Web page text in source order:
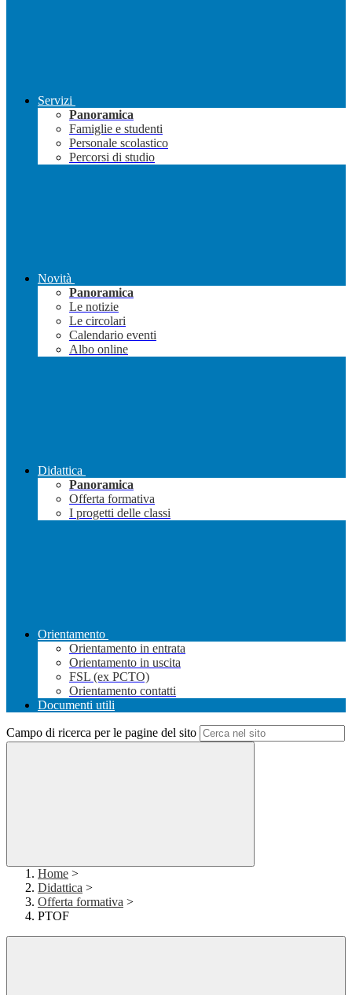
Servizi
Panoramica
Famiglie e studenti
Personale scolastico
Percorsi di studio
Novità
Panoramica
Le notizie
Le circolari
Calendario eventi
Albo online
Didattica
Panoramica
Offerta formativa
I progetti delle classi
Orientamento
Orientamento in entrata
Orientamento in uscita
FSL (ex PCTO)
Orientamento contatti
Documenti utili
Campo di ricerca per le pagine del sito
Home >
Didattica >
Offerta formativa >
PTOF